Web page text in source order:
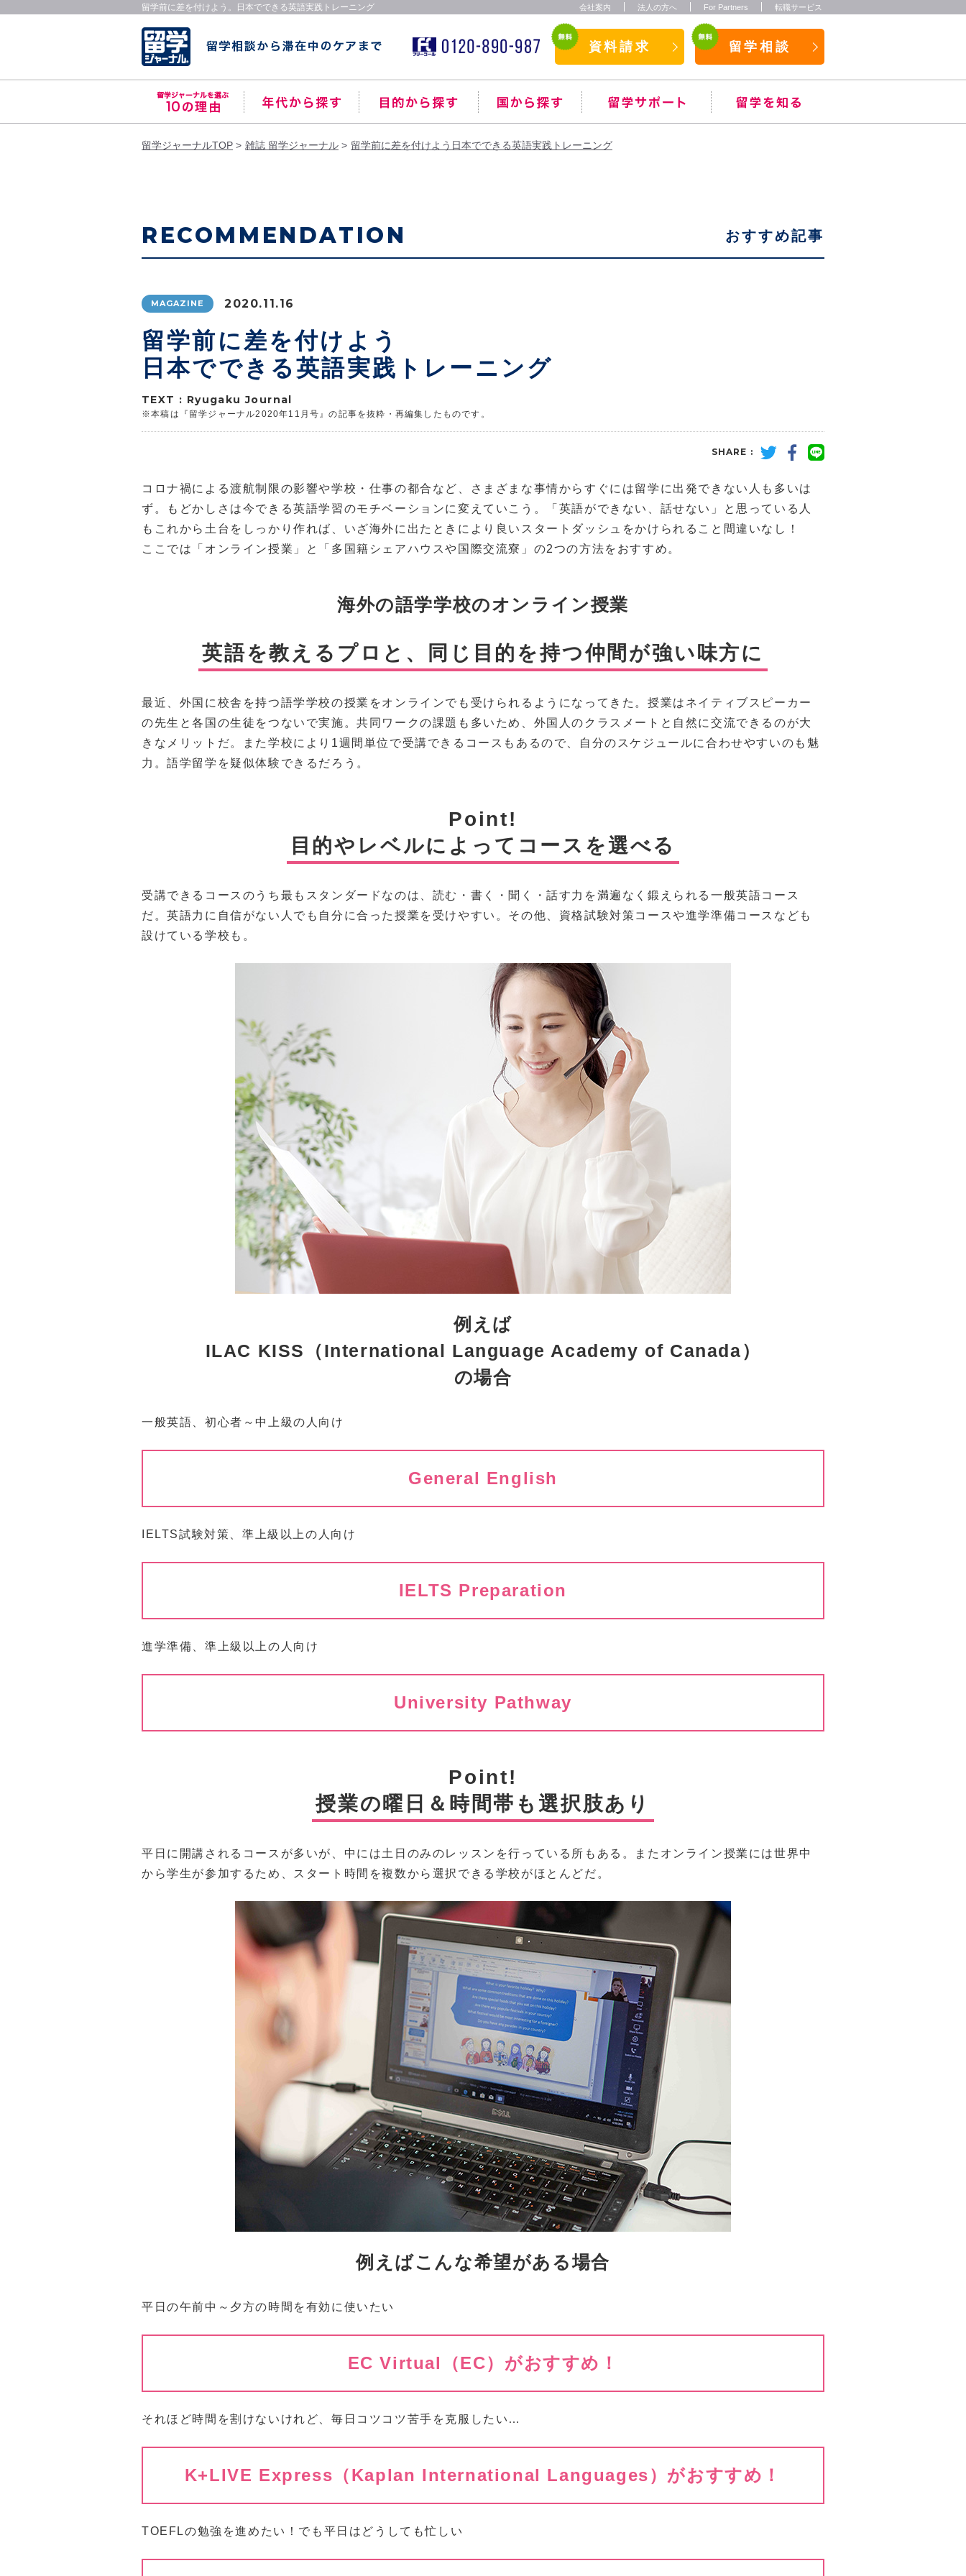
留学前に差を付けよう。日本でできる英語実践トレーニング 会社案内 法人の方へ For Partners 転職サービス
資料請求 留学相談
留学ジャーナルTOP 雑誌 留学ジャーナル 留学前に差を付けよう日本でできる英語実践トレーニング
RECOMMENDATION おすすめ記事
留学前に差を付けよう
日本でできる英語実践トレーニング
MAGAZINE 2020.11.16
TEXT : Ryugaku Journal
※本稿は『留学ジャーナル2020年11月号』の記事を抜粋・再編集したものです。
SHARE :
コロナ禍による渡航制限の影響や学校・仕事の都合など、さまざまな事情からすぐには留学に出発できない人も多いは
ず。もどかしさは今できる英語学習のモチベーションに変えていこう。「英語ができない、話せない」と思っている人
もこれから土台をしっかり作れば、いざ海外に出たときにより良いスタートダッシュをかけられること間違いなし！
ここでは「オンライン授業」と「多国籍シェアハウスや国際交流寮」の2つの方法をおすすめ。
海外の語学学校のオンライン授業
英語を教えるプロと、同じ目的を持つ仲間が強い味方に
最近、外国に校舎を持つ語学学校の授業をオンラインでも受けられるようになってきた。授業はネイティブスピーカー
の先生と各国の生徒をつないで実施。共同ワークの課題も多いため、外国人のクラスメートと自然に交流できるのが大
きなメリットだ。また学校により1週間単位で受講できるコースもあるので、自分のスケジュールに合わせやすいのも魅
力。語学留学を疑似体験できるだろう。
Point!
目的やレベルによってコースを選べる
受講できるコースのうち最もスタンダードなのは、読む・書く・聞く・話す力を満遍なく鍛えられる一般英語コース
だ。英語力に自信がない人でも自分に合った授業を受けやすい。その他、資格試験対策コースや進学準備コースなども
設けている学校も。
例えば
ILAC KISS（International Language Academy of Canada）
の場合
一般英語、初心者～中上級の人向け
General English
IELTS試験対策、準上級以上の人向け
IELTS Preparation
進学準備、準上級以上の人向け
University Pathway
Point!
授業の曜日＆時間帯も選択肢あり
平日に開講されるコースが多いが、中には土日のみのレッスンを行っている所もある。またオンライン授業には世界中
から学生が参加するため、スタート時間を複数から選択できる学校がほとんどだ。
例えばこんな希望がある場合
平日の午前中～夕方の時間を有効に使いたい
EC Virtual（EC）がおすすめ！
それほど時間を割けないけれど、毎日コツコツ苦手を克服したい…
K+LIVE Express（Kaplan International Languages）がおすすめ！
TOEFLの勉強を進めたい！でも平日はどうしても忙しい